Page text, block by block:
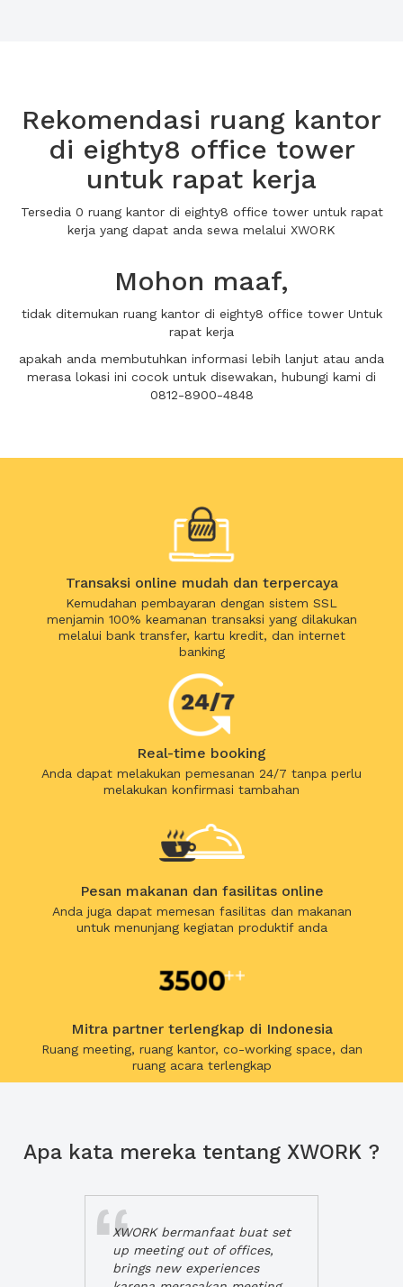
Rekomendasi ruang kantor
di eighty8 office tower
untuk rapat kerja
Tersedia 0 ruang kantor di eighty8 office tower untuk rapat
kerja yang dapat anda sewa melalui XWORK
Mohon maaf,
tidak ditemukan ruang kantor di eighty8 office tower Untuk
rapat kerja
apakah anda membutuhkan informasi lebih lanjut atau anda
merasa lokasi ini cocok untuk disewakan, hubungi kami di
0812-8900-4848
Transaksi online mudah dan terpercaya
Kemudahan pembayaran dengan sistem SSL
menjamin 100% keamanan transaksi yang dilakukan
melalui bank transfer, kartu kredit, dan internet
banking
Real-time booking
Anda dapat melakukan pemesanan 24/7 tanpa perlu
melakukan konfirmasi tambahan
Pesan makanan dan fasilitas online
Anda juga dapat memesan fasilitas dan makanan
untuk menunjang kegiatan produktif anda
Mitra partner terlengkap di Indonesia
Ruang meeting, ruang kantor, co-working space, dan
ruang acara terlengkap
Apa kata mereka tentang XWORK ?
XWORK bermanfaat buat set
up meeting out of offices,
brings new experiences